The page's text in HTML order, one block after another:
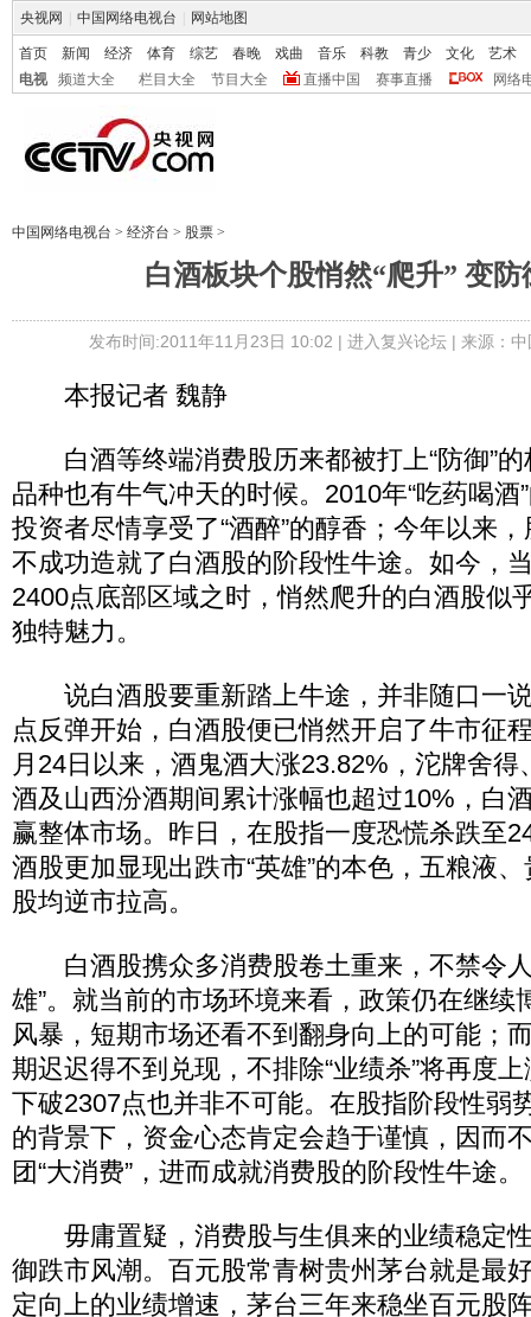
央视网 中国网络电视台 网站地图
首页 新闻 经济 体育 综艺 春晚 戏曲 音乐 科教 青少 文化
艺术
电视
频道大全 栏目大全 节目大全 直播中国 赛事直播 网络
中国网络电视台 > 经济台 > 股票 >
白酒板块个股悄然“爬升” 变防
发布时间:2011年11月23日 10:02 | 进入复兴论坛| 来源：
本报记者 魏静
白酒等终端消费股历来都被打上“防御”的
品种也有牛气冲天的时候。2010年“吃药喝酒
投资者尽情享受了“酒醉”的醇香；今年以来
不成功造就了白酒股的阶段性牛途。如今，
2400点底部区域之时，悄然爬升的白酒股似
独特魅力。
说白酒股要重新踏上牛途，并非随口一
点反弹开始，白酒股便已悄然开启了牛市征
月24日以来，酒鬼酒大涨23.82%，沱牌舍
酒及山西汾酒期间累计涨幅也超过10%，白
赢整体市场。昨日，在股指一度恐慌杀跌至
酒股更加显现出跌市“英雄”的本色，五粮液
股均逆市拉高。
白酒股携众多消费股卷土重来，不禁令人
雄”。就当前的市场环境来看，政策仍在继续
风暴，短期市场还看不到翻身向上的可能；
期迟迟得不到兑现，不排除“业绩杀”将再度
下破2307点也并非不可能。在股指阶段性弱
的背景下，资金心态肯定会趋于谨慎，因而
团“大消费”，进而成就消费股的阶段性牛途。
毋庸置疑，消费股与生俱来的业绩稳定
御跌市风潮。百元股常青树贵州茅台就是最
定向上的业绩增速，茅台三年来稳坐百元股